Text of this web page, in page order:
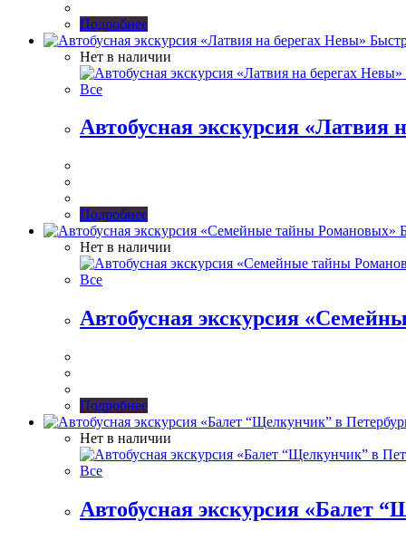
Подробнее
Нет в наличии
Все
Автобусная экскурсия «Латвия
Подробнее
Нет в наличии
Все
Автобусная экскурсия
Подробнее
Нет в наличии
Все
Автобусная экскурсия «Балет